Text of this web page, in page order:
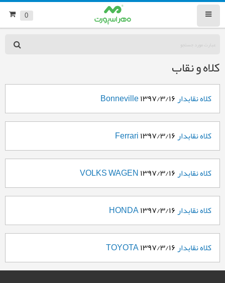
0
کلاه و نقاب
کلاه نقابدار Bonneville۱۳۹۷/۳/۱۶
کلاه نقابدار Ferrari۱۳۹۷/۳/۱۶
کلاه نقابدار VOLKS WAGEN۱۳۹۷/۳/۱۶
کلاه نقابدار HONDA۱۳۹۷/۳/۱۶
کلاه نقابدار TOYOTA۱۳۹۷/۳/۱۶